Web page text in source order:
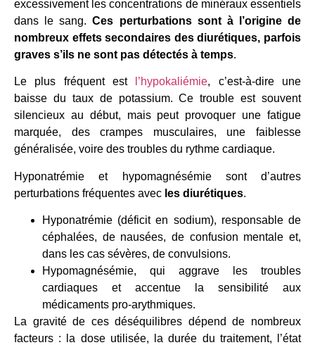
excessivement les concentrations de minéraux essentiels
dans le sang.Ces perturbations sont à l’origine de
nombreux effets secondaires des diurétiques, parfois
graves s’ils ne sont pas détectés à temps.
Le plus fréquent est l’hypokaliémie, c’est-à-dire une
baisse du taux de potassium. Ce trouble est souvent
silencieux au début, mais peut provoquer une fatigue
marquée, des crampes musculaires, une faiblesse
généralisée, voire des troubles du rythme cardiaque.
Hyponatrémie et hypomagnésémie sont d’autres
perturbations fréquentes avec les diurétiques.
Hyponatrémie (déficit en sodium), responsable de
céphalées, de nausées, de confusion mentale et,
dans les cas sévères, de convulsions.
Hypomagnésémie, qui aggrave les troubles
cardiaques et accentue la sensibilité aux
médicaments pro-arythmiques.
La gravité de ces déséquilibres dépend de nombreux
facteurs : la dose utilisée, la durée du traitement, l’état